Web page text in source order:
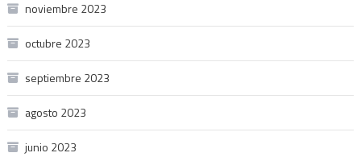
noviembre 2023
octubre 2023
septiembre 2023
agosto 2023
junio 2023